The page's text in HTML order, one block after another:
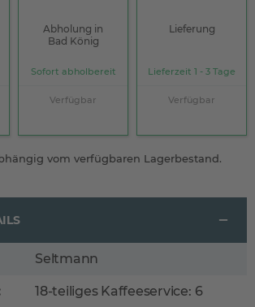
Abholung in
Bad König
Sofort abholbereit
Verfügbar
Lieferung
Lieferzeit 1 - 3 Tage
Verfügbar
vom verfügbaren Lagerbestand.
Seltmann
18-teiliges Kaffeeservice: 6